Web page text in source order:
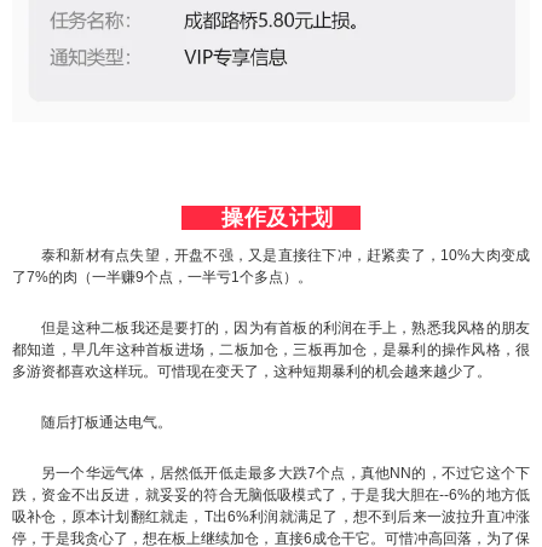
操作及计划
泰和新材有点失望，开盘不强，又是直接往下冲，赶紧卖了，10%大肉变成
了7%的肉（一半赚9个点，一半亏1个多点）。
但是这种二板我还是要打的，因为有首板的利润在手上，熟悉我风格的朋友
都知道，早几年这种首板进场，二板加仓，三板再加仓，是暴利的操作风格，很
多游资都喜欢这样玩。可惜现在变天了，这种短期暴利的机会越来越少了。
随后打板通达电气。
另一个华远气体，居然低开低走最多大跌7个点，真他NN的，不过它这个下
跌，资金不出反进，就妥妥的符合无脑低吸模式了，于是我大胆在--6%的地方低
吸补仓，原本计划翻红就走，T出6%利润就满足了，想不到后来一波拉升直冲涨
停，于是我贪心了，想在板上继续加仓，直接6成仓干它。可惜冲高回落，为了保